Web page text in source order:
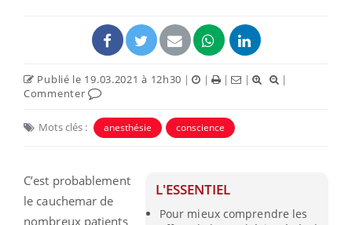
Publié le 19.03.2021 à 12h30 | | | |
|
Commenter
Mots clés : anesthésie conscience
L'ESSENTIEL
Pour mieux comprendre les
C’est probablement
le cauchemar de
nombreux patients